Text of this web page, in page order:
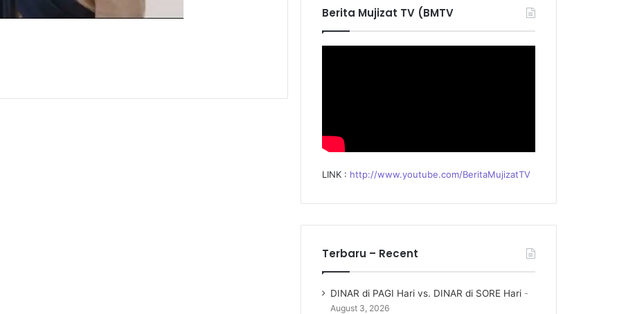
Berita Mujizat TV (BMTV
LINK : http://www.youtube.com/BeritaMujizatTV
Terbaru – Recent
DINAR di PAGI Hari vs. DINAR di SORE Hari
August 3, 2026